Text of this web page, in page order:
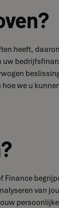
heeft,
we u
van